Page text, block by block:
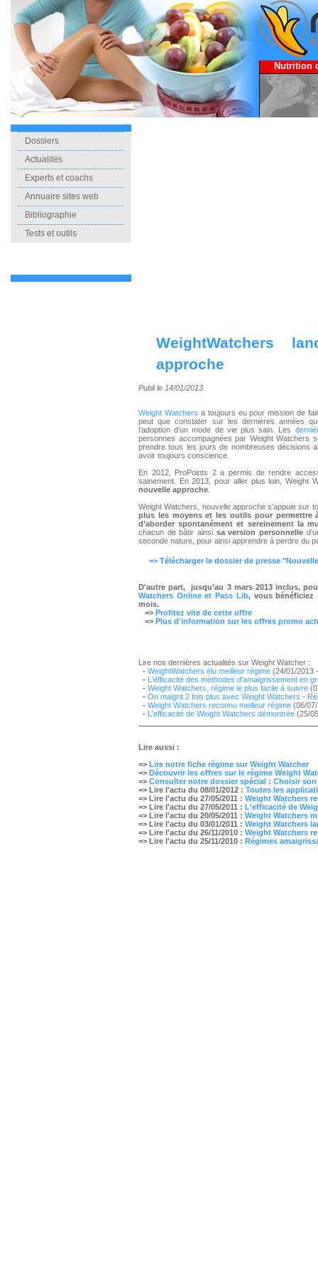
Nutrition
Dossiers
Actualités
Experts et coachs
Annuaire sites web
Bibliographie
Tests et outils
WeightWatchers
approche
Publi le 14/01/2013
Weight Watchers a toujours eu pour mission de
peut que constater sur les dernières années
l’adoption d’un mode de vie plus sain. Les
personnes accompagnées par Weight Watchers
prendre tous les jours de nombreuses décisions
avoir toujours conscience.
En 2012, ProPoints 2 a permis de rendre
sainement. En 2013, pour aller plus loin, Weight
nouvelle approche
Weight Watchers, nouvelle approche s’appuie
plus les moyens et les outils pour permettre
d’aborder spontanément et sereinement la
chacun de bâtir ainsi sa version personnelle
seconde nature, pour ainsi apprendre à perdre du
=> Télécharger le dossier de presse
D'autre part, jusqu’au 3 mars 2013 inclus,
Watchers Online et Pass Lib, vous bénéficiez
mois.
=> Profitez vite de cette offre
=> Plus d'information sur les offres promo
Lire nos dernières actualités sur Weight Watcher :
- WeightWatchers élu meilleur régime (24/01/2013
- L'éfficacité des méthodes d'amaigrissement en
- Weight Watchers, régime le plus facile à suivre
- On maigrit 2 fois plus avec Weight Watchers -
- Weight Watchers reconnu meilleur régime (06/
- L'efficacité de Weight Watchers démontrée (25/
Lire aussi :
=> Lire notre fiche régime sur Weight Watcher
=> Découvrir les offres sur le régime Weight
=> Consulter notre dossier spécial : Choisir son
=> Lire l'actu du 08/01/2012 : Toutes les
=> Lire l'actu du 27/05/2011 : Weight Watchers
=> Lire l'actu du 27/05/2011 : L'efficacité de
=> Lire l'actu du 20/05/2011 : Weight Watchers
=> Lire l'actu du 03/01/2011 : Weight Watchers
=> Lire l'actu du 26/11/2010 : Weight Watchers
=> Lire l'actu du 25/11/2010 : Régimes